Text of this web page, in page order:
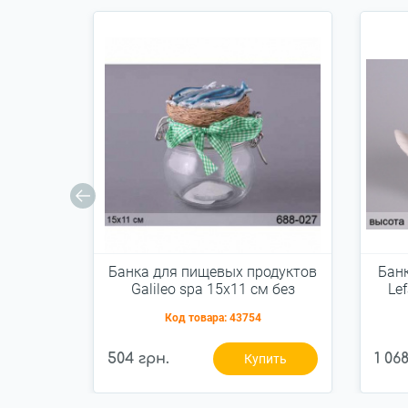
Банка для пищевых продуктов
Galileo spa 15х11 см без
Код товара: 43754
504 грн. Купить 1